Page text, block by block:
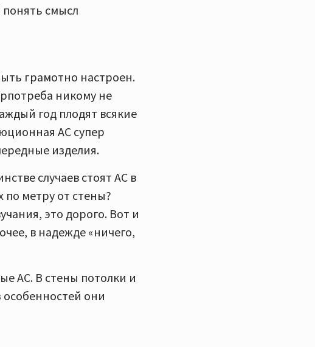
смысл
грамотно настроен.
никому не
год плодят всякие
АС супер
изделия.
случаев стоят АС в
по метру от стены?
это дорого. Вот и
в надежде «ничего,
АС. В стены потолки и
особенностей они